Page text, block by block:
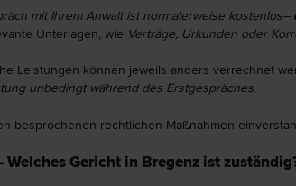
mit Ihrem Anwalt ist normalerweise kostenlos–
Unterlagen, wie Verträge, Urkunden oder
Leistungen können jeweils anders verrechnet
unbedingt während des Erstgespräches.
besprochenen rechtlichen Maßnahmen
Welches Gericht in Bregenz ist